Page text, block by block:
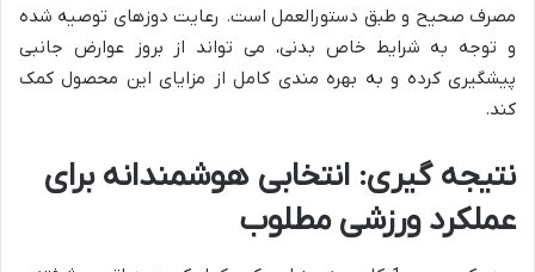
مصرف صحیح و طبق دستورالعمل است. رعایت دوزهای توصیه شده
و توجه به شرایط خاص بدنی، می تواند از بروز عوارض جانبی
پیشگیری کرده و به بهره مندی کامل از مزایای این محصول کمک
کند.
نتیجه گیری: انتخابی هوشمندانه برای
عملکرد ورزشی مطلوب